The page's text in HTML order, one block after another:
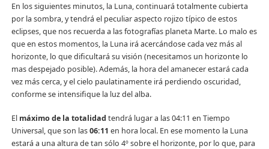
En los siguientes minutos, la Luna, continuará totalmente cubierta
por la sombra, y tendrá el peculiar aspecto rojizo típico de estos
eclipses, que nos recuerda a las fotografías planeta Marte. Lo malo es
que en estos momentos, la Luna irá acercándose cada vez más al
horizonte, lo que dificultará su visión (necesitamos un horizonte lo
mas despejado posible). Además, la hora del amanecer estará cada
vez más cerca, y el cielo paulatinamente irá perdiendo oscuridad,
conforme se intensifique la luz del alba.
El máximo de la totalidad tendrá lugar a las 04:11 en Tiempo
Universal, que son las06:11 en hora local. En ese momento la Luna
estará a una altura de tan sólo 4º sobre el horizonte, por lo que, para